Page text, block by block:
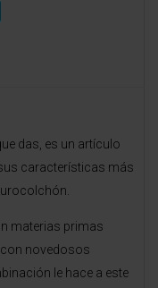
das, es un artículo
características más
materias primas
novedosos
le hace a este